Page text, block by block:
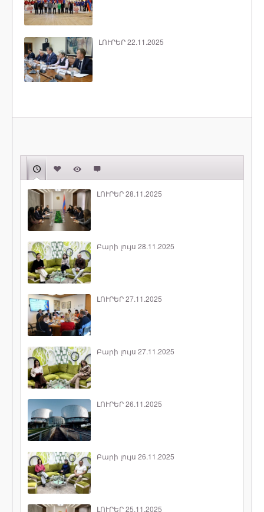
ԼՈՒՐԵՐ 22.11.2025
ԼՈՒՐԵՐ 28.11.2025
Բարի լույս 28.11.2025
ԼՈՒՐԵՐ 27.11.2025
Բարի լույս 27.11.2025
ԼՈՒՐԵՐ 26.11.2025
Բարի լույս 26.11.2025
ԼՈՒՐԵՐ 25.11.2025